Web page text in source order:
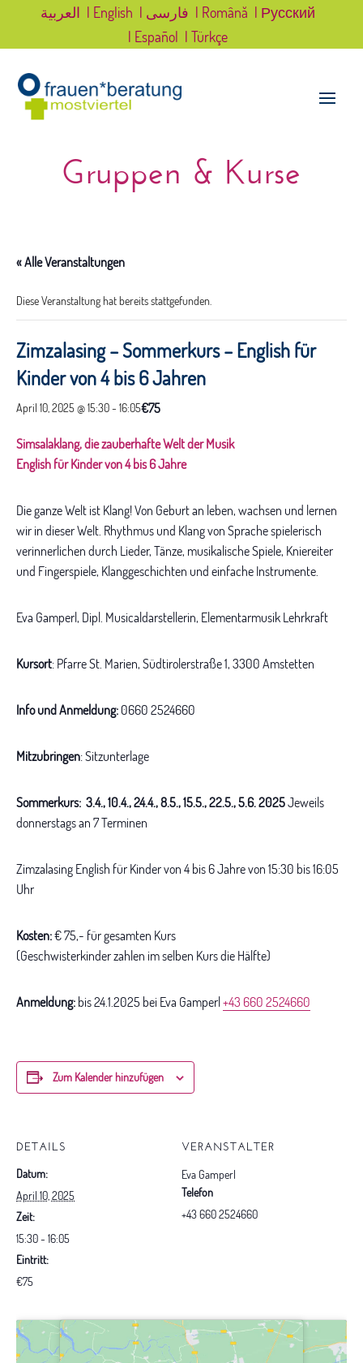
العربية | English | فارسی | Română | Русский
| Español | Türkçe
Gruppen & Kurse
« Alle Veranstaltungen
Diese Veranstaltung hat bereits stattgefunden.
Zimzalasing – Sommerkurs – English für
Kinder von 4 bis 6 Jahren
April 10, 2025 @ 15:30- 16:05€75
Simsalaklang, die zauberhafte Welt der Musik
English für Kinder von 4 bis 6 Jahre
Die ganze Welt ist Klang! Von Geburt an leben, wachsen und lernen
wir in dieser Welt. Rhythmus und Klang von Sprache spielerisch
verinnerlichen durch Lieder, Tänze, musikalische Spiele, Kniereiter
und Fingerspiele, Klanggeschichten und einfache Instrumente.
Eva Gamperl, Dipl. Musicaldarstellerin, Elementarmusik Lehrkraft
Kursort: Pfarre St. Marien, Südtirolerstraße 1, 3300 Amstetten
Info und Anmeldung: 0660 2524660
Mitzubringen: Sitzunterlage
Sommerkurs: 3.4., 10.4., 24.4., 8.5., 15.5., 22.5., 5.6. 2025Jeweils
donnerstags an 7 Terminen
Zimzalasing English für Kinder von 4 bis 6 Jahre von 15:30 bis 16:05
Uhr
Kosten:€ 75,- für gesamten Kurs
(Geschwisterkinder zahlen im selben Kurs die Hälfte)
Anmeldung: bis 24.1.2025 bei Eva Gamperl+43 660 2524660
Zum Kalender hinzufügen
DETAILS
Datum:
April 10, 2025
Zeit:
15:30 - 16:05
Eintritt:
€75
VERANSTALTER
Eva Gamperl
Telefon
+43 660 2524660